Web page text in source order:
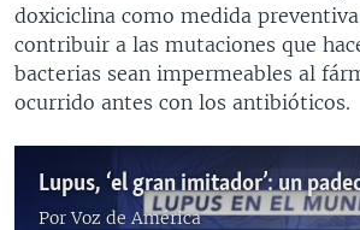
doxiciclina como medida
contribuir a las mutaciones que
bacterias sean impermeables al
ocurrido antes con los antibióticos.
PorVoz de América